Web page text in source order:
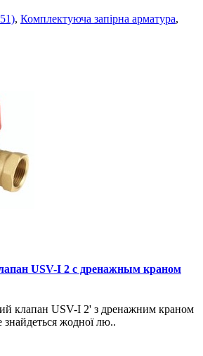
, Комплектуюча запірна арматура,
USV-I 2 с дренажным краном
клапан USV-I 2' з дренажним краном
жодної лю..